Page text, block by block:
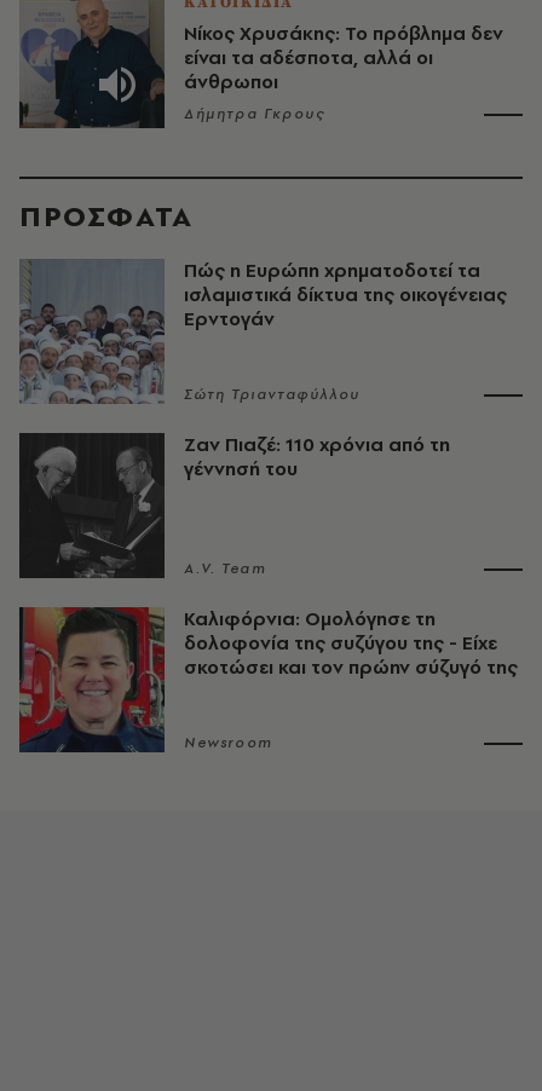
Νίκος Χρυσάκης: Το πρόβλημα δεν
είναι τα αδέσποτα, αλλά οι
άνθρωποι
Δήμητρα Γκρους
ΠΡΟΣΦΑΤΑ
Πώς η Ευρώπη χρηματοδοτεί τα
ισλαμιστικά δίκτυα της οικογένειας
Ερντογάν
Σώτη Τριανταφύλλου
Ζαν Πιαζέ: 110 χρόνια από τη
γέννησή του
A.V. Team
Καλιφόρνια: Ομολόγησε τη
δολοφονία της συζύγου της - Είχε
σκοτώσει και τον πρώην σύζυγό της
Newsroom